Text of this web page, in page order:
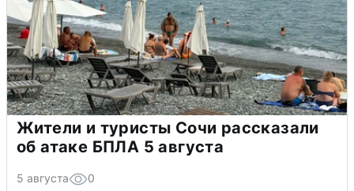
Жители и туристы Сочи рассказали
об атаке БПЛА 5 августа
5 августа 0